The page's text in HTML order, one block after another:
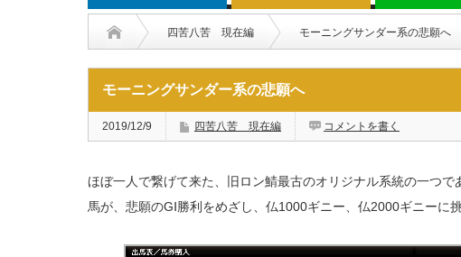
四苦八苦 現在編 モーニングサンダー系の悲願へ
モーニングサンダー系の悲願へ
2019/12/9 四苦八苦 現在編 コメントを書く
ほぼ一人で繋げて来た、旧ロン鯖最古のオリジナル系統の一つ
馬が、悲願のGⅠ勝利をめざし、仏1000ギニー、仏2000ギニーに挑